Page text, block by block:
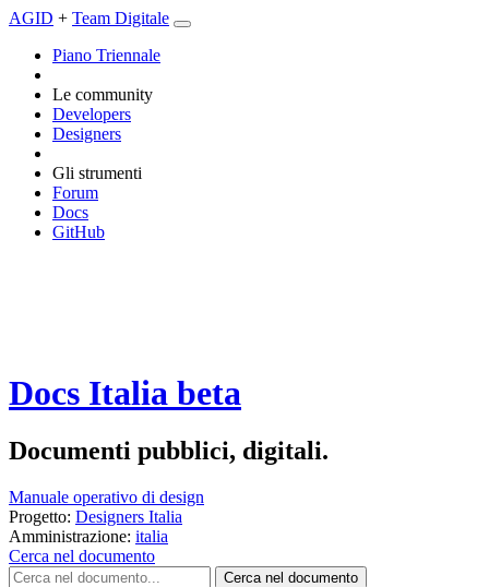
AGID + Team Digitale
Piano Triennale
Le community
Developers
Designers
Gli strumenti
Forum
Docs
GitHub
Docs Italia beta
Documenti pubblici, digitali.
Manuale operativo di design
Progetto: Designers Italia
Amministrazione: italia
Cerca nel documento
Cerca nel documento